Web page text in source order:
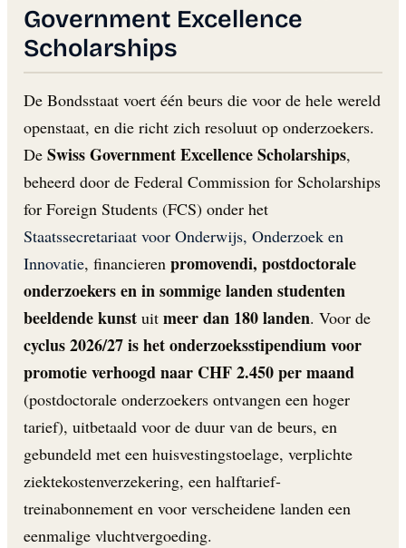
Government Excellence
Scholarships
De Bondsstaat voert één beurs die voor de hele wereld
openstaat, en die richt zich resoluut op onderzoekers.
De Swiss Government Excellence Scholarships,
beheerd door de Federal Commission for Scholarships
for Foreign Students (FCS) onder het
Staatssecretariaat voor Onderwijs, Onderzoek en
Innovatie, financieren promovendi, postdoctorale
onderzoekers en in sommige landen studenten
beeldende kunst uit meer dan 180 landen. Voor de
cyclus 2026/27 is het onderzoeksstipendium voor
promotie verhoogd naar CHF 2.450 per maand
(postdoctorale onderzoekers ontvangen een hoger
tarief), uitbetaald voor de duur van de beurs, en
gebundeld met een huisvestingstoelage, verplichte
ziektekostenverzekering, een halftarief-
treinabonnement en voor verscheidene landen een
eenmalige vluchtvergoeding.